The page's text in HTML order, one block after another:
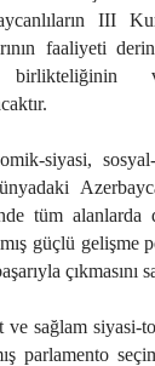
III
faaliyeti
birlikteliğinin
siyasi,
tüm
güçlü
çıkmasını
sağlam siyasi-
parlamento